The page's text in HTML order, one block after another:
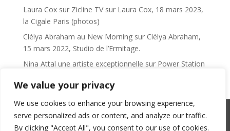
We value your privacy
We use cookies to enhance your browsing experience,
serve personalized ads or content, and analyze our traffic.
By clicking "Accept All", you consent to our use of cookies.
Laura Cox sur Zicline TVsur Laura Cox, 18 mars 2023,
la Cigale Paris (photos)
Clélya Abraham au New Morningsur Clélya Abraham,
15 mars 2022, Studio de l’Ermitage.
Nina Attal une artiste exceptionnelle sur Power Station
SACEM : 101735096 – ©Copyright Zicline 1998 –